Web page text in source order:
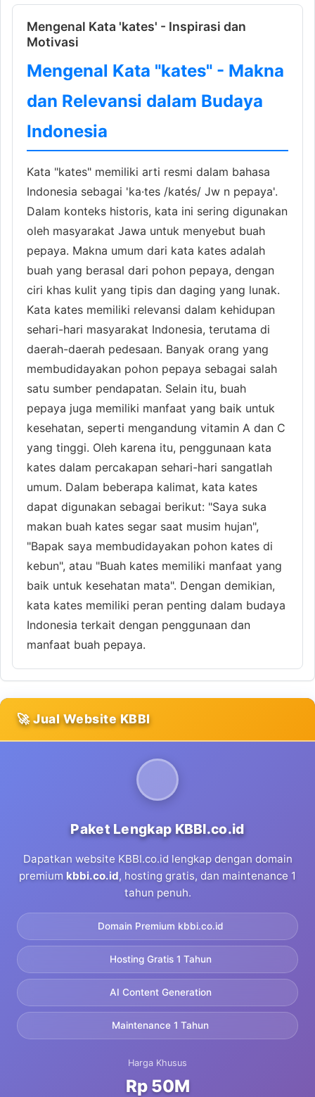
Mengenal Kata 'kates' - Inspirasi dan
Motivasi
Mengenal Kata "kates" - Makna
dan Relevansi dalam Budaya
Indonesia
Kata "kates" memiliki arti resmi dalam bahasa
Indonesia sebagai 'ka·tes /katés/ Jw n pepaya'.
Dalam konteks historis, kata ini sering digunakan
oleh masyarakat Jawa untuk menyebut buah
pepaya. Makna umum dari kata kates adalah
buah yang berasal dari pohon pepaya, dengan
ciri khas kulit yang tipis dan daging yang lunak.
Kata kates memiliki relevansi dalam kehidupan
sehari-hari masyarakat Indonesia, terutama di
daerah-daerah pedesaan. Banyak orang yang
membudidayakan pohon pepaya sebagai salah
satu sumber pendapatan. Selain itu, buah
pepaya juga memiliki manfaat yang baik untuk
kesehatan, seperti mengandung vitamin A dan C
yang tinggi. Oleh karena itu, penggunaan kata
kates dalam percakapan sehari-hari sangatlah
umum. Dalam beberapa kalimat, kata kates
dapat digunakan sebagai berikut: "Saya suka
makan buah kates segar saat musim hujan",
"Bapak saya membudidayakan pohon kates di
kebun", atau "Buah kates memiliki manfaat yang
baik untuk kesehatan mata". Dengan demikian,
kata kates memiliki peran penting dalam budaya
Indonesia terkait dengan penggunaan dan
manfaat buah pepaya.
🚀 Jual Website KBBI
Paket Lengkap KBBI.co.id
Dapatkan website KBBI.co.id lengkap dengan domain
premium kbbi.co.id, hosting gratis, dan maintenance 1
tahun penuh.
Domain Premium kbbi.co.id
Hosting Gratis 1 Tahun
AI Content Generation
Maintenance 1 Tahun
Harga Khusus
Rp 50M